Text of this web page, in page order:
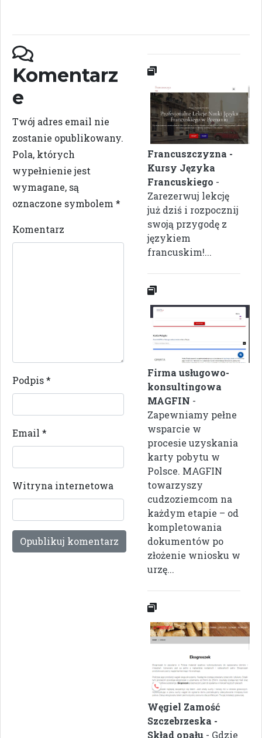
Komentarz
e
Twój adres email nie
zostanie opublikowany.
Pola, których
wypełnienie jest
wymagane, są
oznaczone symbolem *
Komentarz
Podpis*
Email *
Witryna internetowa
Francuszczyzna -
Kursy Języka
Francuskiego -
Zarezerwuj lekcję
już dziś i rozpocznij
swoją przygodę z
językiem
francuskim!...
Firma usługowo-
konsultingowa
MAGFIN -
Zapewniamy pełne
wsparcie w
procesie uzyskania
karty pobytu w
Polsce. MAGFIN
towarzyszy
cudzoziemcom na
każdym etapie – od
kompletowania
dokumentów po
złożenie wniosku w
urzę...
Węgiel Zamość
Szczebrzeska -
Skład opału - Gdzie